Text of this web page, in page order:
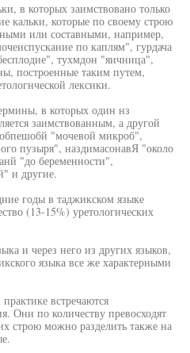
в которых заимствовано только
кальки, которые по своему строю
или составными, например,
по каплям", гурдача
тухмдон "яичница",
построенные таким путем,
лексики.
в которых один нз
заимствованным, а другой
"мочевой микроб",
пузыря", наздимасонавЯ "около
"до беременности",
и другие.
годы в таджикском языке
(13-15%) уретологических
и через него из других языков,
языка все же характерными
встречаются
Они по количеству превосходят
строю можно разделить также на